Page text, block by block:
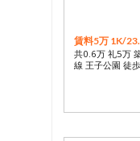
賃料5万 1K/
共0.6万 礼5万
線 王子公園 徒